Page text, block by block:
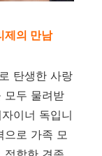
제의 만남
탄생한 사랑
모두 물려받
이너 독입니
으로 가족 모